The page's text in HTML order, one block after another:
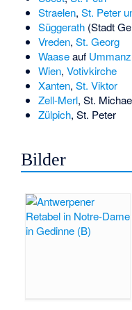
Straelen, St. Peter
Süggerath(Stadt
Vreden, St. Georg
Waaseauf Ummanz
Wien, Votivkirche
Xanten, St. Viktor
Zell-Merl, St.
Zülpich, St. Peter
Bilder